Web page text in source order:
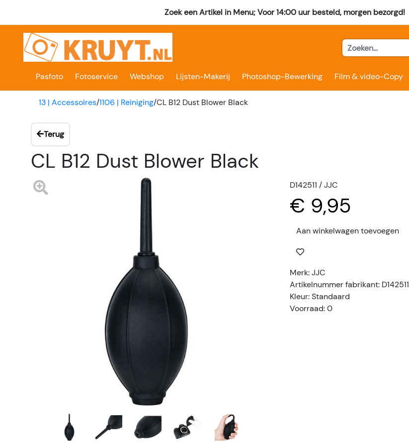
Zoek een Artikel in Menu; Voor 14:00 uur besteld, morgen bezorgd!
Pasfoto Fotoservice Webshop Lijsten-Makerij Photoshop-Bewerking Film & video-Copy
13 | Accessoires/1106 | Reiniging/CL B12 Dust Blower Black
Terug
CL B12 Dust Blower Black
D142511 / JJC
€ 9,95
Aan winkelwagen toevoegen
Merk: JJC
Artikelnummer fabrikant: D142511
Kleur: Standaard
Voorraad: 0